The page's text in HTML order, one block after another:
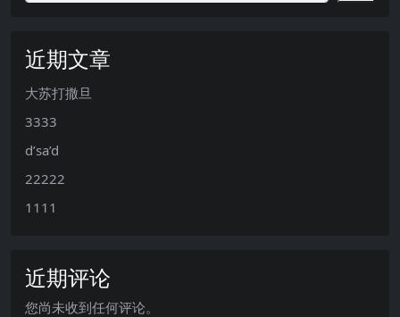
近期文章
大苏打撒旦
3333
d’sa’d
22222
1111
近期评论
您尚未收到任何评论。